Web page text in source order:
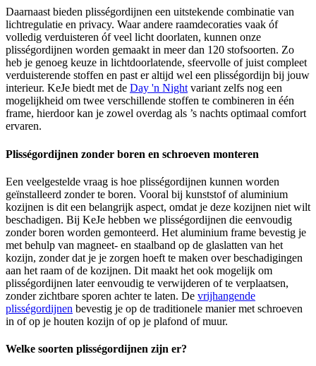
Daarnaast bieden plisségordijnen een uitstekende combinatie van
lichtregulatie en privacy. Waar andere raamdecoraties vaak óf
volledig verduisteren óf veel licht doorlaten, kunnen onze
plisségordijnen worden gemaakt in meer dan 120 stofsoorten. Zo
heb je genoeg keuze in lichtdoorlatende, sfeervolle of juist compleet
verduisterende stoffen en past er altijd wel een plisségordijn bij jouw
interieur. KeJe biedt met de Day 'n Nightvariant zelfs nog een
mogelijkheid om twee verschillende stoffen te combineren in één
frame, hierdoor kan je zowel overdag als ’s nachts optimaal comfort
ervaren.
Plisségordijnen zonder boren en schroeven monteren
Een veelgestelde vraag is hoe plisségordijnen kunnen worden
geïnstalleerd zonder te boren. Vooral bij kunststof of aluminium
kozijnen is dit een belangrijk aspect, omdat je deze kozijnen niet wilt
beschadigen. Bij KeJe hebben we plisségordijnen die eenvoudig
zonder boren worden gemonteerd. Het aluminium frame bevestig je
met behulp van magneet- en staalband op de glaslatten van het
kozijn, zonder dat je je zorgen hoeft te maken over beschadigingen
aan het raam of de kozijnen. Dit maakt het ook mogelijk om
plisségordijnen later eenvoudig te verwijderen of te verplaatsen,
zonder zichtbare sporen achter te laten. De vrijhangende
plisségordijnen bevestig je op de traditionele manier met schroeven
in of op je houten kozijn of op je plafond of muur.
Welke soorten plisségordijnen zijn er?